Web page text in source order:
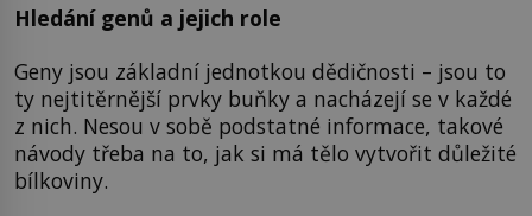
Hledání genů a jejich role
Geny jsou základní jednotkou dědičnosti – jsou to
ty nejtitěrnější prvky buňky a nacházejí se v každé
z nich. Nesou v sobě podstatné informace, takové
návody třeba na to, jak si má tělo vytvořit důležité
bílkoviny.